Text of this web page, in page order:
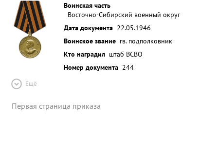
Воинская часть
Восточно-Сибирский военный округ
Дата документа 22.05.1946
Воинское звание гв. подполковник
Кто наградил штаб ВСВО
Номер документа 244
Ещё
Первая страница приказа